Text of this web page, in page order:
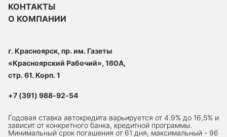
КОНТАКТЫ
О КОМПАНИИ
г. Красноярск, пр. им. Газеты
«Красноярский Рабочий», 160А,
стр. 61. Корп. 1
+7 (391) 988-92-54
Годовая ставка автокредита варьируется от 4.9% до 16,5% и
зависит от конкретного банка, кредитной программы.
Минимальный срок погашения от 61 дня, максимальный - 96